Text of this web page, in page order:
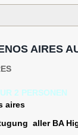
AIRES
2 PERSONEN
aires
aller BA